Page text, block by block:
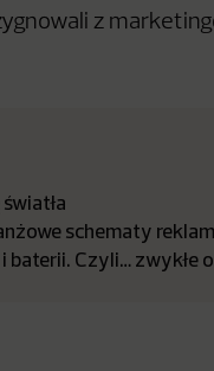
z
schematy reklam
baterii. Czyli… zwykłe